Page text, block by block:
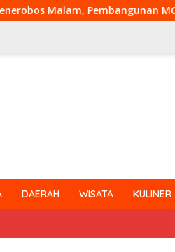
MCK Dusun 1 Terus Dipacu
DAERAH WISATA KULINER